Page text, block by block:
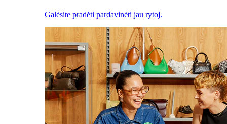
Galėsite pradėti pardavinėti jau rytoj.